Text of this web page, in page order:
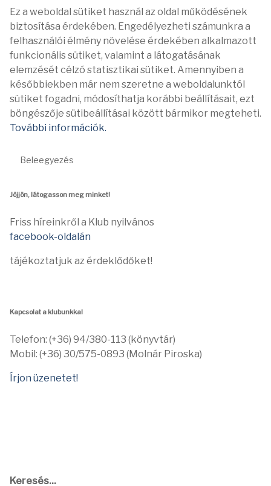
Ez a weboldal sütiket használ az oldal működésének
biztosítása érdekében. Engedélyezheti számunkra a
felhasználói élmény növelése érdekében alkalmazott
funkcionális sütiket, valamint a látogatásának
elemzését célzó statisztikai sütiket. Amennyiben a
későbbiekben már nem szeretne a weboldalunktól
sütiket fogadni, módosíthatja korábbi beállításait, ezt
böngészője sütibeállításai között bármikor megteheti.
További információk.
Beleegyezés
Jöjjön, látogasson meg minket!
Friss híreinkről a Klub nyilvános
facebook-oldalán
tájékoztatjuk az érdeklődőket!
Kapcsolat a klubunkkal
Telefon: (+36) 94/380-113 (könyvtár)
Mobil: (+36) 30/575-0893 (Molnár Piroska)
Írjon üzenetet!
Keresés...